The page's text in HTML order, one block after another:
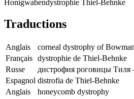
Honigwabendystrophie Thiel-Behnke
Traductions
Anglais
corneal dystrophy of
Français dystrophie de Thiel-Behnke
Russe
дистрофия роговицы
Espagnol distrofia de Thiel-Behnke
Anglais
honeycomb dystrophy